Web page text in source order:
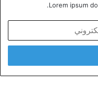
Lorem ipsum